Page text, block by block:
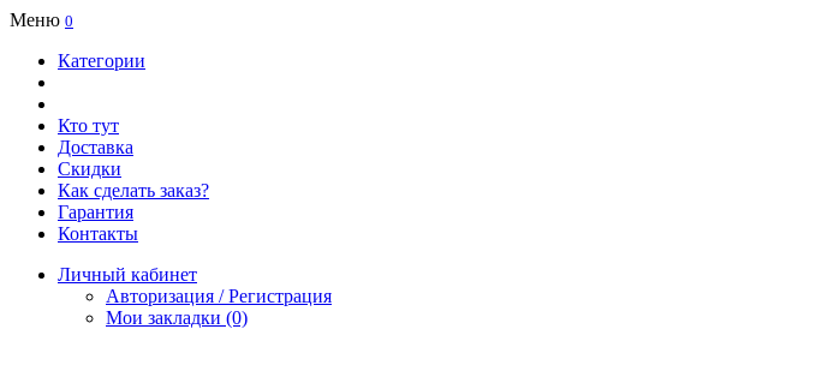
Меню 0
Категории
Кто тут
Доставка
Скидки
Как сделать заказ?
Гарантия
Контакты
Личный кабинет
Авторизация / Регистрация
Мои закладки (0)